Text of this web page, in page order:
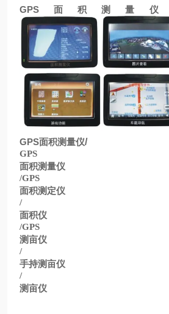
GPS 面积测量仪
GPS面积测量仪/
GPS
面积测量仪
/GPS
面积测定仪
/
面积仪
/GPS
测亩仪
/
手持测亩仪
/
测亩仪